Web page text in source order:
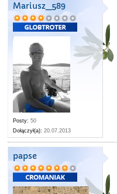
Mariusz_589
Posty: 50
Dołączył(a): 20.07.2013
papse